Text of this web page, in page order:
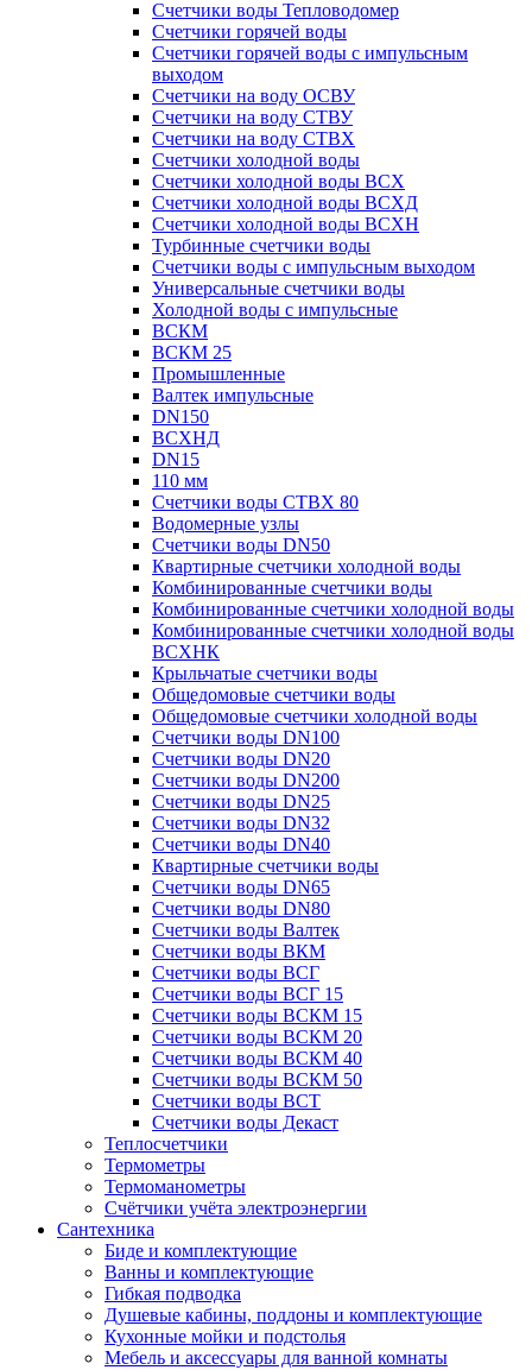
Счетчики воды Тепловодомер
Счетчики горячей воды
Счетчики горячей воды с импульсным
выходом
Счетчики на воду ОСВУ
Счетчики на воду СТВУ
Счетчики на воду СТВХ
Счетчики холодной воды
Счетчики холодной воды ВСХ
Счетчики холодной воды ВСХД
Счетчики холодной воды ВСХН
Турбинные счетчики воды
Счетчики воды с импульсным выходом
Универсальные счетчики воды
Холодной воды с импульсные
ВСКМ
ВСКМ 25
Промышленные
Валтек импульсные
DN150
ВСХНД
DN15
110 мм
Счетчики воды СТВХ 80
Водомерные узлы
Счетчики воды DN50
Квартирные счетчики холодной воды
Комбинированные счетчики воды
Комбинированные счетчики холодной воды
Комбинированные счетчики холодной воды
ВСХНК
Крыльчатые счетчики воды
Общедомовые счетчики воды
Общедомовые счетчики холодной воды
Счетчики воды DN100
Счетчики воды DN20
Счетчики воды DN200
Счетчики воды DN25
Счетчики воды DN32
Счетчики воды DN40
Квартирные счетчики воды
Счетчики воды DN65
Счетчики воды DN80
Счетчики воды Валтек
Счетчики воды ВКМ
Счетчики воды ВСГ
Счетчики воды ВСГ 15
Счетчики воды ВСКМ 15
Счетчики воды ВСКМ 20
Счетчики воды ВСКМ 40
Счетчики воды ВСКМ 50
Счетчики воды ВСТ
Счетчики воды Декаст
Теплосчетчики
Термометры
Термоманометры
Счётчики учёта электроэнергии
Сантехника
Биде и комплектующие
Ванны и комплектующие
Гибкая подводка
Душевые кабины, поддоны и комплектующие
Кухонные мойки и подстолья
Мебель и аксессуары для ванной комнаты